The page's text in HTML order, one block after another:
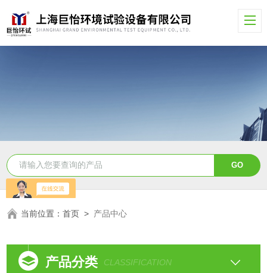
当前位置：首页 > 产品中心
产品分类 CLASSIFICATION